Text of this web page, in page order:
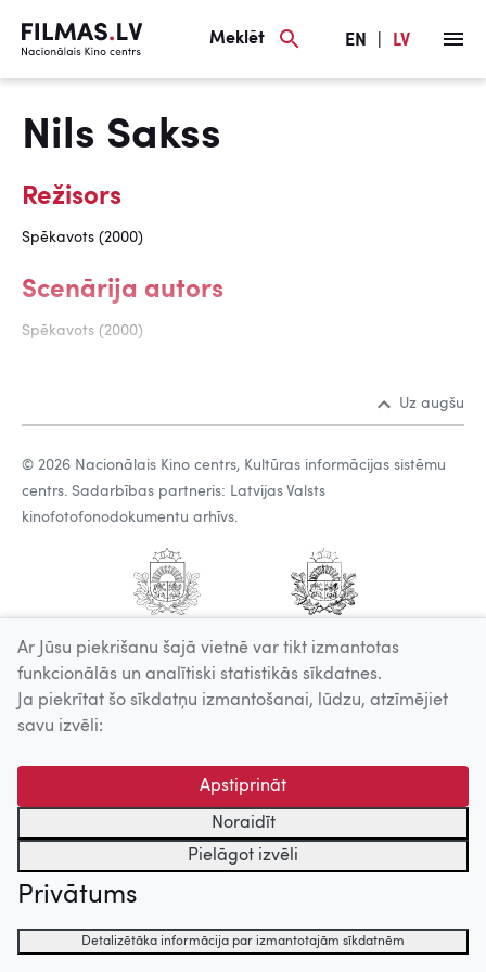
Meklēt EN LV
Nils Sakss
Režisors
Spēkavots (2000)
Scenārija autors
Spēkavots (2000)
Uz augšu
© 2026 Nacionālais Kino centrs, Kultūras informācijas sistēmu
centrs. Sadarbības partneris: Latvijas Valsts
kinofotofonodokumentu arhīvs.
Ar Jūsu piekrišanu šajā vietnē var tikt izmantotas
funkcionālās un analītiski statistikās sīkdatnes.
Ja piekrītat šo sīkdatņu izmantošanai, lūdzu, atzīmējiet
savu izvēli:
Apstiprināt
Noraidīt
Pielāgot izvēli
Privātums
Detalizētāka informācija par izmantotajām sīkdatnēm